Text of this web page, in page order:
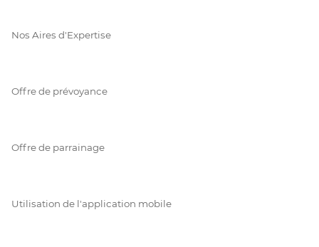
Nos Aires d'Expertise
Offre de prévoyance
Offre de parrainage
Utilisation de l'application mobile